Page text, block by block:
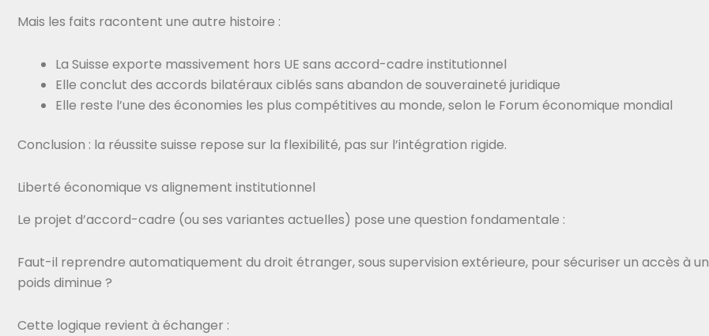
Mais les faits racontent une autre histoire :
La Suisse exporte massivement hors UE sans accord-cadre institutionnel
Elle conclut des accords bilatéraux ciblés sans abandon de souveraineté juridique
Elle reste l’une des économies les plus compétitives au monde, selon le Forum économique mondial
Conclusion : la réussite suisse repose sur la flexibilité, pas sur l’intégration rigide.
Liberté économique vs alignement institutionnel
Le projet d’accord-cadre (ou ses variantes actuelles) pose une question fondamentale :
Faut-il reprendre automatiquement du droit étranger, sous supervision extérieure, pour sécuriser un accès à
poids diminue ?
Cette logique revient à échanger :